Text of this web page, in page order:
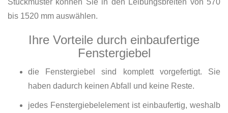
bis 1520 mm auswählen.
Ihre Vorteile durch einbaufertige
Fenstergiebel
die Fenstergiebel sind komplett vorgefertigt. Sie
haben dadurch keinen Abfall und keine Reste.
jedes Fenstergiebelelement ist einbaufertig, weshalb